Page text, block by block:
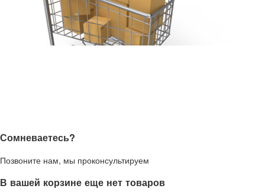
Сомневаетесь?
Позвоните нам, мы проконсультируем
В вашей корзине еще нет товаров